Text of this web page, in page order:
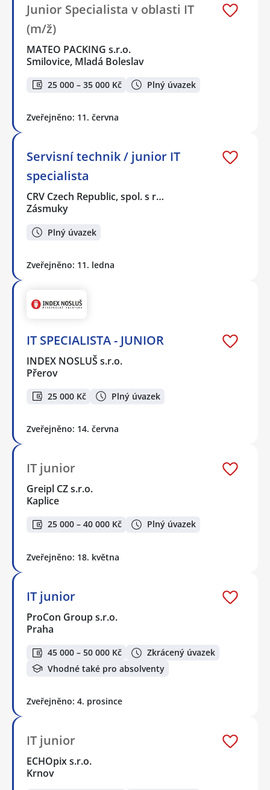
Junior Specialista v oblasti IT
(m/ž)
MATEO PACKING s.r.o.
Smilovice, Mladá Boleslav
25 000 – 35 000 Kč Plný úvazek
Zveřejněno: 11. června
Servisní technik / junior IT
specialista
CRV Czech Republic, spol. s r…
Zásmuky
Plný úvazek
Zveřejněno: 11. ledna
IT SPECIALISTA - JUNIOR
INDEX NOSLUŠ s.r.o.
Přerov
25 000 Kč Plný úvazek
Zveřejněno: 14. června
IT junior
Greipl CZ s.r.o.
Kaplice
25 000 – 40 000 Kč Plný úvazek
Zveřejněno: 18. května
IT junior
ProCon Group s.r.o.
Praha
45 000 – 50 000 Kč
Zkrácený úvazek
Vhodné také pro absolventy
Zveřejněno: 4. prosince
IT junior
ECHOpix s.r.o.
Krnov